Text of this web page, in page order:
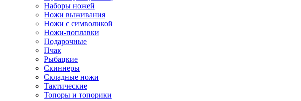
Наборы ножей
Ножи выживания
Ножи с символикой
Ножи-поплавки
Подарочные
Пчак
Рыбацкие
Скиннеры
Складные ножи
Тактические
Топоры и топорики